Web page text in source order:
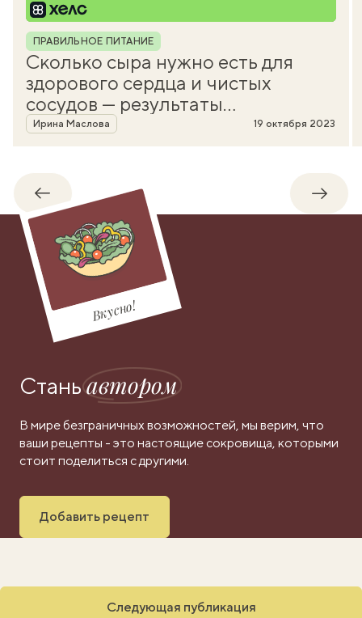
Рубрика
ПРАВИЛЬНОЕ ПИТАНИЕ
Сколько сыра нужно есть для
здорового сердца и чистых
сосудов — результаты
исследований
Автор
Ирина Маслова 19 октября 2023
Обратно
Вкусно!
Станьавтором
В мире безграничных возможностей, мы верим, что
ваши рецепты - это настоящие сокровища, которыми
стоит поделиться с другими.
Добавить рецепт
Следующая публикация